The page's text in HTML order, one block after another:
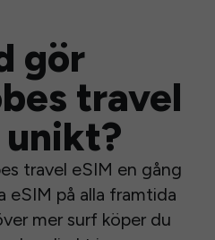
gör
travel
unikt?
travel eSIM en gång
eSIM på alla framtida
mer surf köper du